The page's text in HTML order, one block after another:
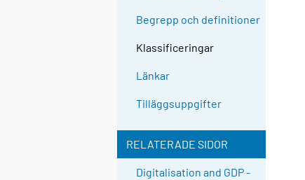
Begrepp och definitioner
Klassificeringar
Länkar
Tilläggsuppgifter
RELATERADE SIDOR
Digitalisation and GDP -